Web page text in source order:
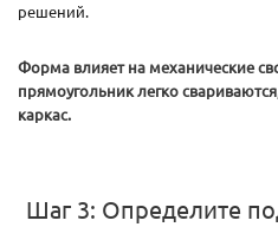
решений.
Форма влияет на механические
прямоугольник легко
каркас.
Шаг 3: Определите